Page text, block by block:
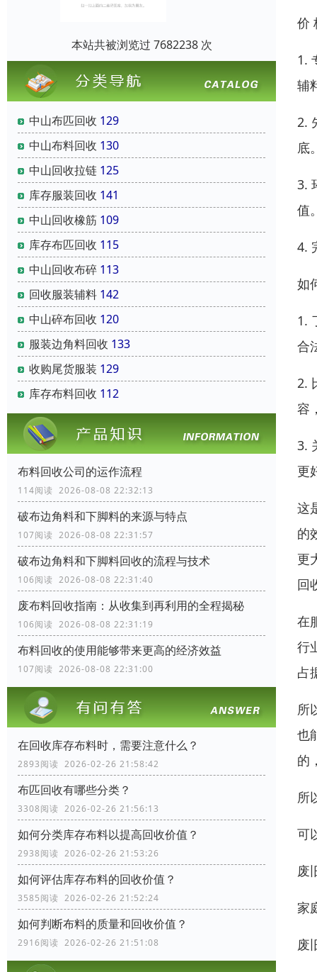
本站共被浏览过 7682238 次
中山布匹回收 129
中山布料回收 130
中山回收拉链 125
库存服装回收 141
中山回收橡筋 109
库存布匹回收 115
中山回收布碎 113
回收服装辅料 142
中山碎布回收 120
服装边角料回收 133
收购尾货服装 129
库存布料回收 112
布料回收公司的运作流程
114阅读 2026-08-08 22:32:13
破布边角料和下脚料的来源与特点
107阅读 2026-08-08 22:31:57
破布边角料和下脚料回收的流程与技术
106阅读 2026-08-08 22:31:40
废布料回收指南：从收集到再利用的全程揭秘
106阅读 2026-08-08 22:31:19
布料回收的使用能够带来更高的经济效益
107阅读 2026-08-08 22:31:00
在回收库存布料时，需要注意什么？
2893阅读 2026-02-26 21:58:42
布匹回收有哪些分类？
3308阅读 2026-02-26 21:56:13
如何分类库存布料以提高回收价值？
2938阅读 2026-02-26 21:53:26
如何评估库存布料的回收价值？
3585阅读 2026-02-26 21:52:24
如何判断布料的质量和回收价值？
2916阅读 2026-02-26 21:51:08
价
1.
辅
2.
底
3.
值
4.
如
1.
合
2.
容
3.
更
这
的
更
回
在
行
占
所
也
的
所
可
废
家
废